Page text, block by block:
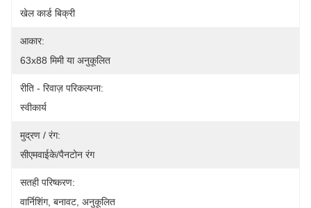
खेल कार्ड बिक्री
आकार:
63x88 मिमी या अनुकूलित
रीति - रिवाज़ परिकल्पना:
स्वीकार्य
मुद्रण / रंग:
सीएमवाईके/पैनटोन रंग
सतही परिष्करण:
वार्निशिंग, बनावट, अनुकूलित